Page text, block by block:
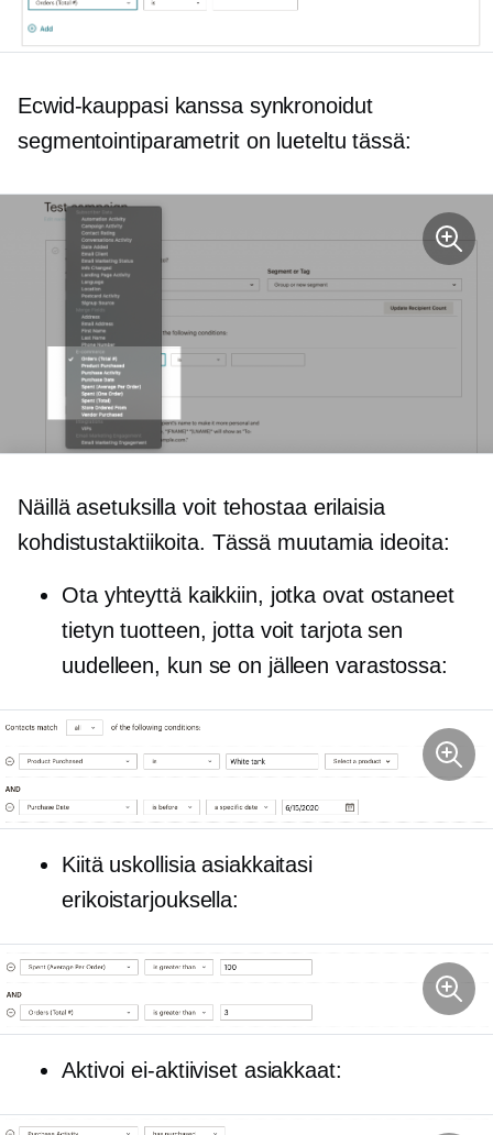
Ecwid-kauppasi kanssa synkronoidut
segmentointiparametrit on lueteltu tässä:
Näillä asetuksilla voit tehostaa erilaisia ​​
kohdistustaktiikoita. Tässä muutamia ideoita:
Ota yhteyttä kaikkiin, jotka ovat ostaneet
tietyn tuotteen, jotta voit tarjota sen
uudelleen, kun se on jälleen varastossa:
Kiitä uskollisia asiakkaitasi
erikoistarjouksella:
Aktivoi ei-aktiiviset asiakkaat: